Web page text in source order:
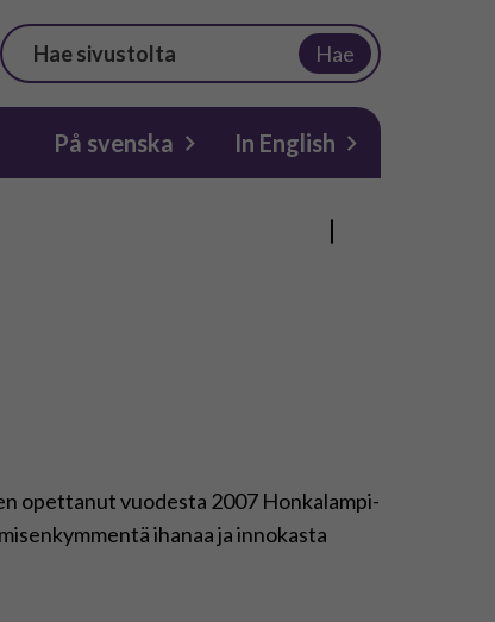
Hae
På svenska In English
opettanut vuodesta 2007 Honkalampi-
ihanaa ja innokasta